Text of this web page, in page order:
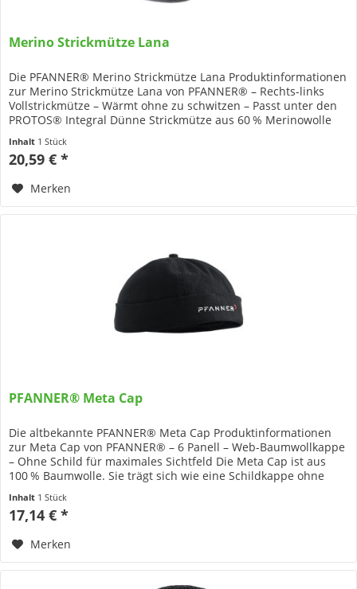
Merino Strickmütze Lana
Die PFANNER® Merino Strickmütze Lana Produktinformationen
zur Merino Strickmütze Lana von PFANNER® – Rechts-links
Vollstrickmütze – Wärmt ohne zu schwitzen – Passt unter den
PROTOS® Integral Dünne Strickmütze aus 60 % Merinowolle
Inhalt 1 Stück
20,59 € *
Merken
PFANNER® Meta Cap
Die altbekannte PFANNER® Meta Cap Produktinformationen
zur Meta Cap von PFANNER® – 6 Panell – Web-Baumwollkappe
– Ohne Schild für maximales Sichtfeld Die Meta Cap ist aus
100 % Baumwolle. Sie trägt sich wie eine Schildkappe ohne
Inhalt 1 Stück
17,14 € *
Merken